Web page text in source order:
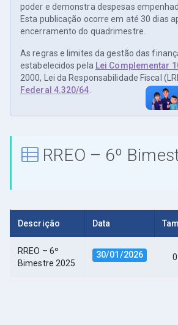
poder e demonstra despesas
Esta publicação ocorre em até 30 dias
encerramento do quadrimestre.
As regras e limites da gestão das
estabelecidos pela Lei Complementar
2000, Lei da Responsabilidade Fiscal
Federal 4.320/64
RREO – 6º
Descrição Data
RREO – 6º
Bimestre 2025
30/01/2026